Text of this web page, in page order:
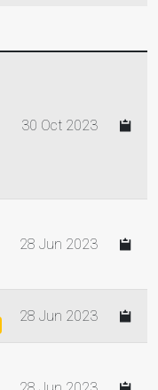
30 Oct 2023
28 Jun 2023
28 Jun 2023